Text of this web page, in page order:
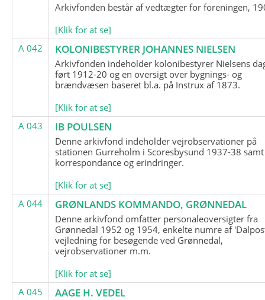
Arkivfonden består af vedtægter for foreningen,
[Klik for at se]
A 042
KOLONIBESTYRER JOHANNES NIELSEN
Arkivfonden indeholder kolonibestyrer Nielsens
ført 1912-20 og en oversigt over bygnings- og
brændvæsen baseret bl.a. på Instrux af 1873.
[Klik for at se]
A 043
IB POULSEN
Denne arkivfond indeholder vejrobservationer på
stationen Gurreholm i Scoresbysund 1937-38 samt
korrespondance og erindringer.
[Klik for at se]
A 044
GRØNLANDS KOMMANDO, GRØNNEDAL
Denne arkivfond omfatter personaleoversigter fra
Grønnedal 1952 og 1954, enkelte numre af
vejledning for besøgende ved Grønnedal,
vejrobservationer m.m.
[Klik for at se]
A 045
AAGE H. VEDEL